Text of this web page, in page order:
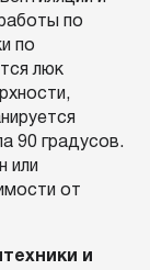
по
по
люк
90 градусов.
или
от
и